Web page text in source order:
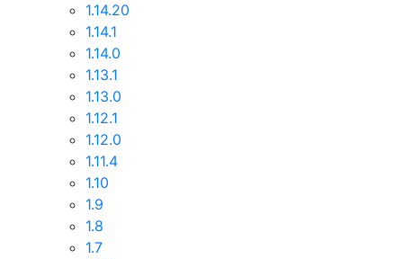
1.14.20
1.14.1
1.14.0
1.13.1
1.13.0
1.12.1
1.12.0
1.11.4
1.10
1.9
1.8
1.7